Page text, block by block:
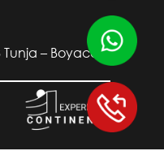
– Boyacá